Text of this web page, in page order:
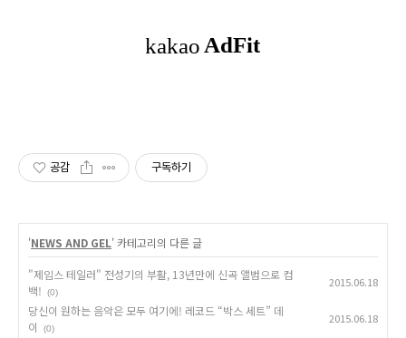
공감 구독하기
'NEWS AND GEL' 카테고리의 다른 글
"제임스 테일러" 전성기의 부활, 13년만에 신곡 앨범으로 컴
백!
(0)
2015.06.18
당신이 원하는 음악은 모두 여기에! 레코드 “박스 세트” 데
이
(0)
2015.06.18